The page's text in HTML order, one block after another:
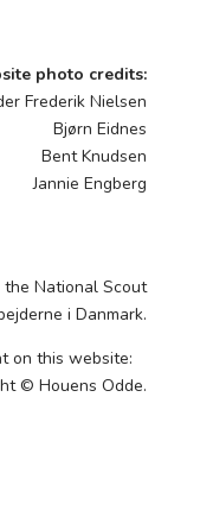
photo credits:
Frederik Nielsen
Bjørn Eidnes
Bent Knudsen
Jannie Engberg
the National Scout
i Danmark.
on this website:
© Houens Odde.